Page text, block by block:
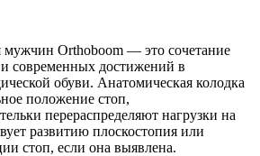
мужчин Orthoboom — это сочетание
современных достижений в
обуви. Анатомическая колодка
положение стоп,
перераспределяют нагрузки на
развитию плоскостопия или
стоп, если она выявлена.